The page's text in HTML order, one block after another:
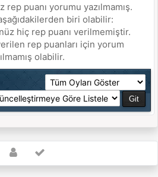
rep puanı yorumu yazılmamış.
biri olabilir:
hiç rep puanı verilmemiştir.
rep puanları için yorum
olabilir.